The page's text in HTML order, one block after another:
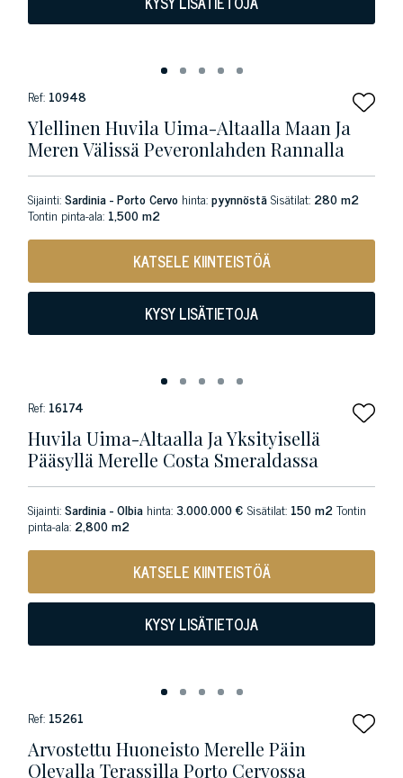
Ref: 10948
Ylellinen Huvila Uima-Altaalla Maan Ja
Meren Välissä Peveronlahden Rannalla
Sijainti:Sardinia - Porto Cervo hinta:pyynnöstäSisätilat: 280 m2
Tontin pinta-ala: 1,500 m2
KATSELE KIINTEISTÖÄ
KYSY LISÄTIETOJA
Ref: 16174
Huvila Uima-Altaalla Ja Yksityisellä
Pääsyllä Merelle Costa Smeraldassa
Sijainti:Sardinia - Olbia hinta:3.000.000 € Sisätilat: 150 m2Tontin
pinta-ala: 2,800 m2
KATSELE KIINTEISTÖÄ
KYSY LISÄTIETOJA
Ref: 15261
Arvostettu Huoneisto Merelle Päin
Olevalla Terassilla Porto Cervossa